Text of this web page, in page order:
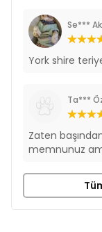
Se***
York shire
Ta***
Zaten
memnunuz